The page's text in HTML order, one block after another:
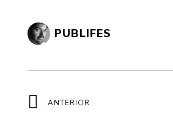
PUBLIFES
Ant
ANTERIOR